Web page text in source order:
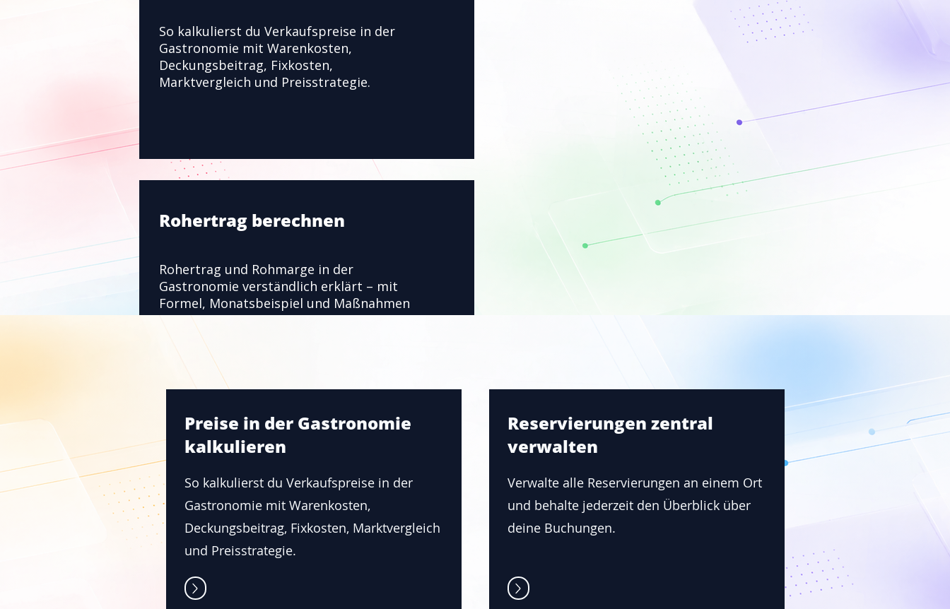
So kalkulierst du Verkaufspreise in der
Gastronomie mit Warenkosten,
Deckungsbeitrag, Fixkosten,
Marktvergleich und Preisstrategie.
Rohertrag berechnen
Rohertrag und Rohmarge in der
Gastronomie verständlich erklärt – mit
Formel, Monatsbeispiel und Maßnahmen
gegen zu hohen Wareneinsatz.
Reservierungen zentral
verwalten
Verwalte alle Reservierungen an einem
Ort und behalte jederzeit den Überblick
Preise in der Gastronomie
kalkulieren
So kalkulierst du Verkaufspreise in der
Gastronomie mit Warenkosten,
Deckungsbeitrag, Fixkosten, Marktvergleich
und Preisstrategie.
Reservierungen zentral
verwalten
Verwalte alle Reservierungen an einem Ort
und behalte jederzeit den Überblick über
deine Buchungen.